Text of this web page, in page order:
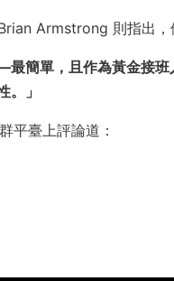
Armstrong 則指出
簡單，且作為黃金接
。」
平臺上評論道：